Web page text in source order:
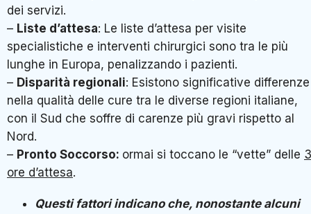
dei servizi.
– Liste d’attesa: Le liste d’attesa per visite
specialistiche e interventi chirurgici sono tra le più
lunghe in Europa, penalizzando i pazienti.
– Disparità regionali: Esistono significative differenze
nella qualità delle cure tra le diverse regioni italiane,
con il Sud che soffre di carenze più gravi rispetto al
Nord.
– Pronto Soccorso: ormai si toccano le “vette” delle
ore d’attesa.
Questi fattori indicano che, nonostante alcuni